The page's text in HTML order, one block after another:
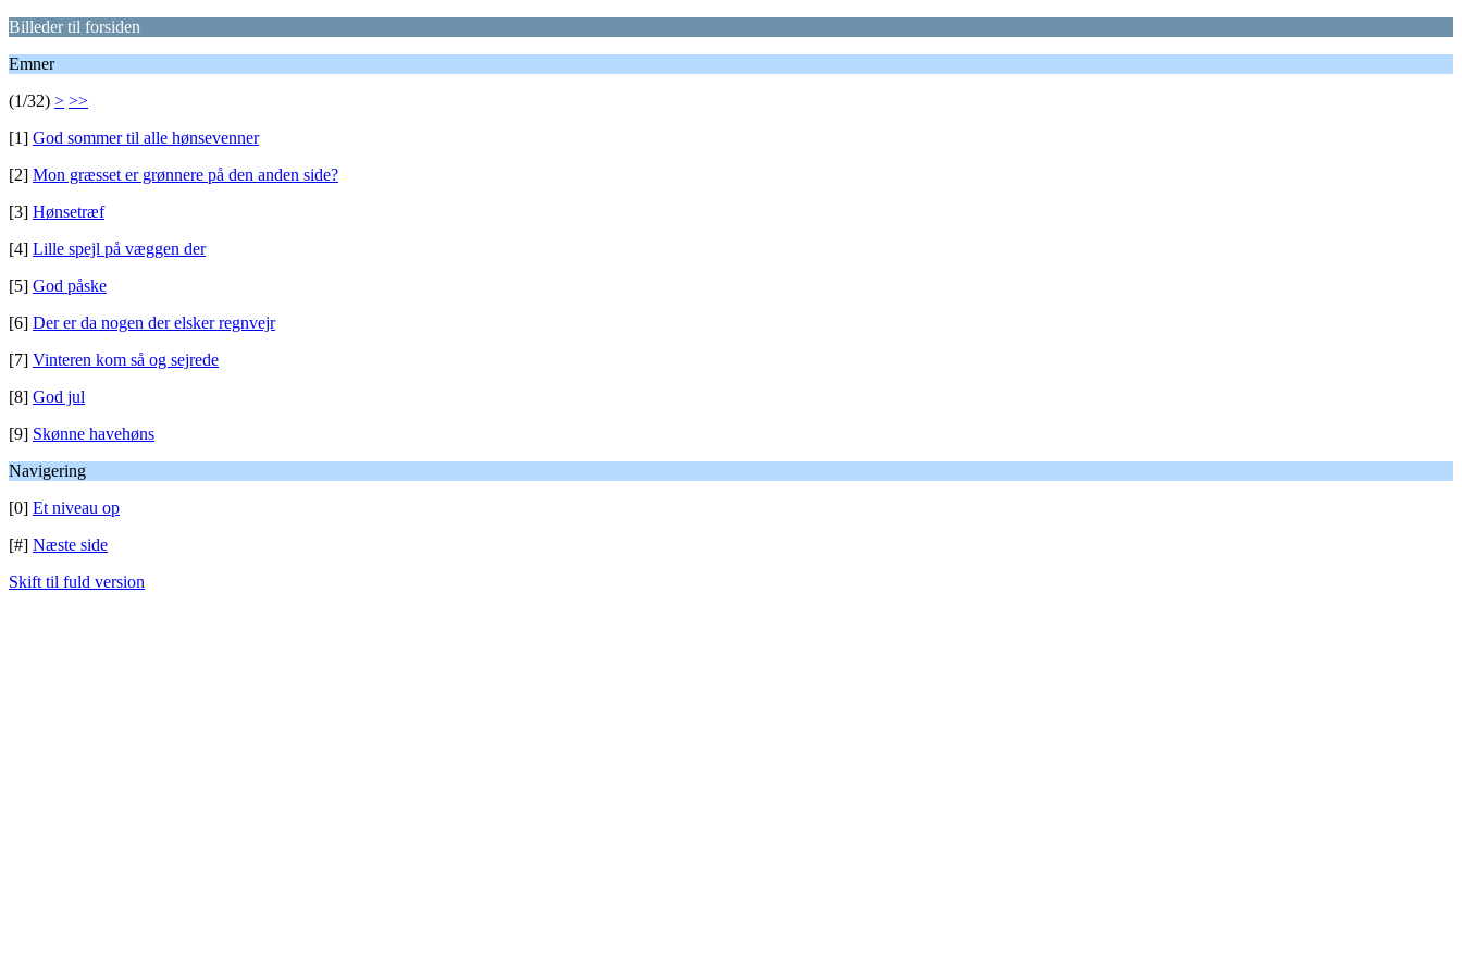
Billeder til forsiden
Emner
(1/32) > >>
[1] God sommer til alle hønsevenner
[2] Mon græsset er grønnere på den anden side?
[3] Hønsetræf
[4] Lille spejl på væggen der
[5] God påske
[6] Der er da nogen der elsker regnvejr
[7] Vinteren kom så og sejrede
[8] God jul
[9] Skønne havehøns
Navigering
[0] Et niveau op
[#] Næste side
Skift til fuld version